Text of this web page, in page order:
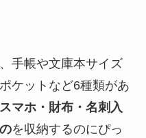
手帳や文庫本サイズ
ケットなど6種類があ
スマホ・財布・名刺入
を収納するのにぴっ